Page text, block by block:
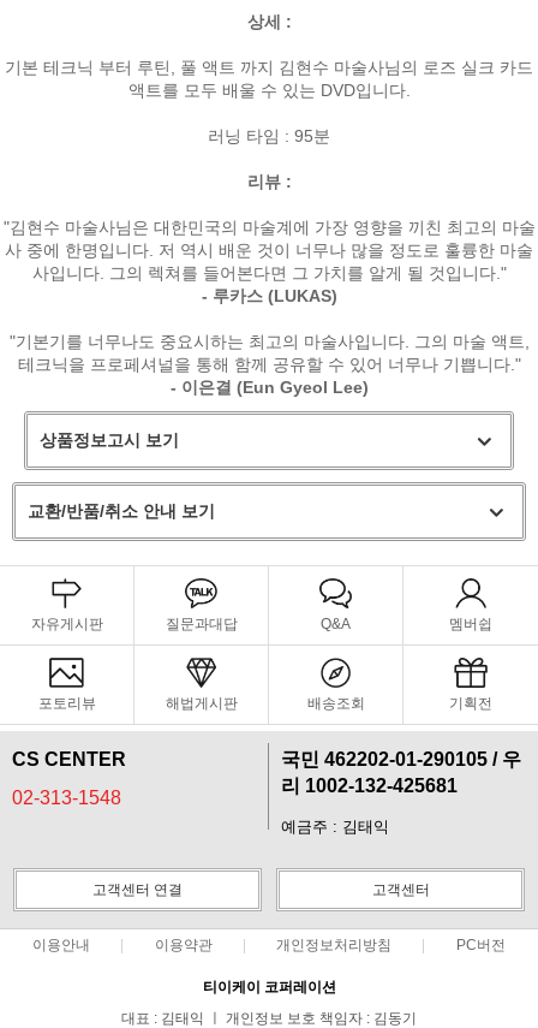
페이코 라이
구매
상세 :
기본 테크닉 부터 루틴, 풀 액트 까지 김현수 마술사님의 로즈 실크 카드
액트를 모두 배울 수 있는 DVD입니다.
러닝 타임 : 95분
리뷰 :
"김현수 마술사님은 대한민국의 마술계에 가장 영향을 끼친 최고의 마술
사 중에 한명입니다. 저 역시 배운 것이 너무나 많을 정도로 훌륭한 마술
사입니다. 그의 렉쳐를 들어본다면 그 가치를 알게 될 것입니다."
- 루카스 (LUKAS)
"기본기를 너무나도 중요시하는 최고의 마술사입니다. 그의 마술 액트,
테크닉을 프로페셔널을 통해 함께 공유할 수 있어 너무나 기쁩니다."
- 이은결 (Eun Gyeol Lee)
상품정보고시 보기
교환/반품/취소 안내 보기
자유게시판 질문과대답 Q&A 멤버쉽
포토리뷰 해법게시판 배송조회 기획전
CS CENTER
02-313-1548
국민 462202-01-290105 / 우
리 1002-132-425681
예금주 : 김태익
고객센터 연결 고객센터
이용안내 이용약관 개인정보처리방침 PC버전
티이케이 코퍼레이션
대표 : 김태익 ㅣ 개인정보 보호 책임자 : 김동기